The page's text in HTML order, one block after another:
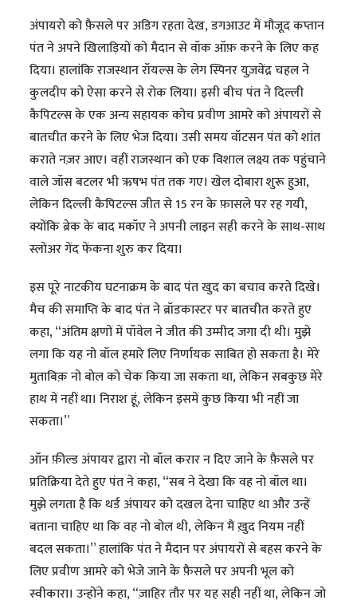
अंपायरो को फ़ैसले पर अडिग रहता देख, डगआउट में मौजूद कप्तान
पंत ने अपने खिलाड़ियों को मैदान से वॉक ऑफ़ करने के लिए कह
दिया। हालांकि राजस्थान रॉयल्स के लेग स्पिनर युज़वेंद्र चहल ने
कुलदीप को ऐसा करने से रोक लिया। इसी बीच पंत ने दिल्ली
कैपिटल्स के एक अन्य सहायक कोच प्रवीण आमरे को अंपायरों से
बातचीत करने के लिए भेज दिया। उसी समय वॉटसन पंत को शांत
कराते नज़र आए। वहीं राजस्थान को एक विशाल लक्ष्य तक पहुंचाने
वाले जॉस बटलर भी ऋषभ पंत तक गए। खेल दोबारा शुरू हुआ,
लेकिन दिल्ली कैपिटल्स जीत से 15 रन के फ़ासले पर रह गयी,
क्योंकि ब्रेक के बाद मकॉए ने अपनी लाइन सही करने के साथ-साथ
स्लोअर गेंद फेंकना शुरु कर दिया।
इस पूरे नाटकीय घटनाक्रम के बाद पंत खुद का बचाव करते दिखे।
मैच की समाप्ति के बाद पंत ने ब्रॉडकास्टर पर बातचीत करते हुए
कहा, “अंतिम क्षणों में पॉवेल ने जीत की उम्मीद जगा दी थी। मुझे
लगा कि यह नो बॉल हमारे लिए निर्णायक साबित हो सकता है। मेरे
मुताबिक़ नो बोल को चेक किया जा सकता था, लेकिन सबकुछ मेरे
हाथ में नहीं था। निराश हूं, लेकिन इसमें कुछ किया भी नहीं जा
सकता।”
ऑन फ़ील्ड अंपायर द्वारा नो बॉल करार न दिए जाने के फ़ैसले पर
प्रतिक्रिया देते हुए पंत ने कहा, “सब ने देखा कि वह नो बॉल था।
मुझे लगता है कि थर्ड अंपायर को दखल देना चाहिए था और उन्हें
बताना चाहिए था कि वह नो बोल थी, लेकिन मैं ख़ुद नियम नहीं
बदल सकता।” हालांकि पंत ने मैदान पर अंपायरों से बहस करने के
लिए प्रवीण आमरे को भेजे जाने के फ़ैसले पर अपनी भूल को
स्वीकारा। उन्होंने कहा, “ज़ाहिर तौर पर यह सही नहीं था, लेकिन जो